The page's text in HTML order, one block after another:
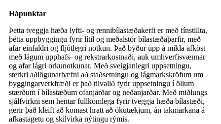
Hápunktar
Þetta tveggja hæða lyfti- og rennibílastæðakerfi er með fínstillta,
þétta uppbyggingu fyrir lítil og meðalstór bílastæðaþarfir, með
afar einfaldri og fljótlegri notkun. Það býður upp á mikla afköst
með lágum upphafs- og rekstrarkostnaði, auk umhverfisvænnar
og afar lágri orkunotkunar. Með sveigjanlegri uppsetningu,
sterkri aðlögunarhæfni að staðsetningu og lágmarkskröfum um
byggingarverkfræði er það tilvalið fyrir uppsetningu í öllum
stærðum í bílastæðum ofanjarðar og neðanjarðar. Með miðlungs
sjálfvirkni sem hentar fullkomlega fyrir tveggja hæða bílastæði,
gerir það kleift að komast hratt að ökutækjum, án takmarkana á
afkastagetu og skilvirka nýtingu rýmis.